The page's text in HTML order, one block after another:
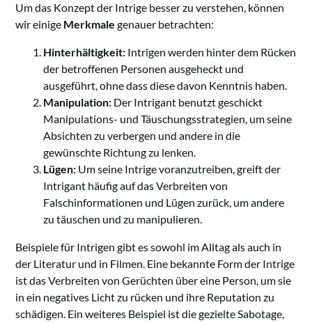
Um das Konzept der Intrige besser zu verstehen, können
wir einige Merkmale genauer betrachten:
Hinterhältigkeit: Intrigen werden hinter dem Rücken
der betroffenen Personen ausgeheckt und
ausgeführt, ohne dass diese davon Kenntnis haben.
Manipulation: Der Intrigant benutzt geschickt
Manipulations- und Täuschungsstrategien, um seine
Absichten zu verbergen und andere in die
gewünschte Richtung zu lenken.
Lügen: Um seine Intrige voranzutreiben, greift der
Intrigant häufig auf das Verbreiten von
Falschinformationen und Lügen zurück, um andere
zu täuschen und zu manipulieren.
Beispiele für Intrigen gibt es sowohl im Alltag als auch in
der Literatur und in Filmen. Eine bekannte Form der Intrige
ist das Verbreiten von Gerüchten über eine Person, um sie
in ein negatives Licht zu rücken und ihre Reputation zu
schädigen. Ein weiteres Beispiel ist die gezielte Sabotage,